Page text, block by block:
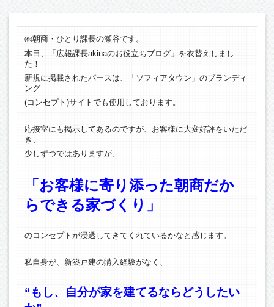
㈱朝商・ひとり課長の瀬谷です。
本日、「広報課長akinaのお役立ちブログ」を衣替えしまし
た！
新規に掲載されたパースは、「ソフィアタウン」のブランディ
ング
(コンセプト)サイトでも使用しております。
応接室にも掲示してあるのですが、お客様に大変好評をいただ
き、
少しずつではありますが、
「お客様に寄り添った朝商だか
らできる家づくり」
のコンセプトが浸透してきてくれているかなと感じます。
私自身が、新築戸建の購入経験がなく、
“もし、自分が家を建てるならどうしたい